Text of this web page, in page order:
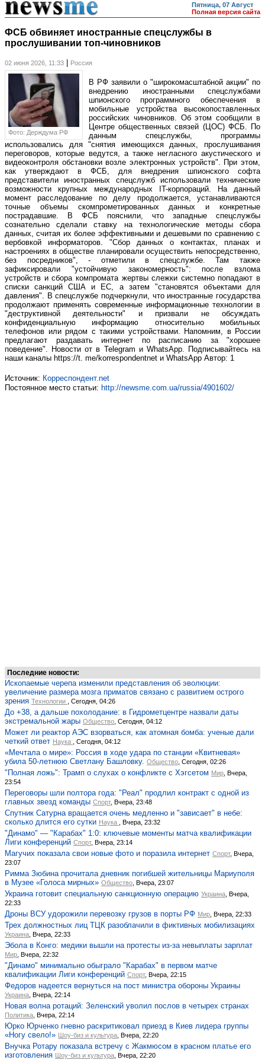
Пятница, 07 Август
Полная версия сайта
ФСБ обвиняет иностранные спецслужбы в
прослушивании топ-чиновников
02 июня 2026, 11:33 Россия
Фото: Держдума РФ
В РФ заявили о "широкомасштабной акции" по
внедрению иностранными спецслужбами
шпионского программного обеспечения в
мобильные устройства высокопоставленных
российских чиновников. Об этом сообщили в
Центре общественных связей (ЦОС) ФСБ. По
данным спецслужбы, программы
использовались для "снятия имеющихся данных, прослушивания
переговоров, которые ведутся, а также негласного акустического и
видеоконтроля обстановки возле электронных устройств". При этом,
как утверждают в ФСБ, для внедрения шпионского софта
представители иностранных спецслужб использовали технические
возможности крупных международных IT-корпораций. На данный
момент расследование по делу продолжается, устанавливаются
точные объемы скомпрометированных данных и конкретные
пострадавшие. В ФСБ пояснили, что западные спецслужбы
сознательно сделали ставку на технологические методы сбора
данных, считая их более эффективными и дешевыми по сравнению с
вербовкой информаторов. "Сбор данных о контактах, планах и
настроениях в обществе планировали осуществить непосредственно,
без посредников", - отметили в спецслужбе. Там также
зафиксировали "устойчивую закономерность": после взлома
устройств и сбора компромата жертвы слежки системно попадают в
списки санкций США и ЕС, а затем "становятся объектами для
давления". В спецслужбе подчеркнули, что иностранные государства
продолжают применять современные информационные технологии в
"деструктивной деятельности" и призвали не обсуждать
конфиденциальную информацию относительно мобильных
телефонов или рядом с такими устройствами. Напомним, в России
предлагают раздавать интернет по расписанию за "хорошее
поведение". Новости от в Telegram и WhatsApp. Подписывайтесь на
наши каналы https://t. me/korrespondentnet и WhatsApp Автор: 1
Источник: Корреспондент.net
Постоянное место статьи: http://newsme.com.ua/russia/4901602/
Последние новости:
Ископаемые черепа изменили представления об эволюции:
увеличение размера мозга приматов связано с развитием острого
зрения Технологии , Сегодня, 04:26
До +38, а дальше похолодание: в Гидрометцентре назвали даты
экстремальной жары Общество , Сегодня, 04:12
Может ли реактор АЭС взорваться, как атомная бомба: ученые дали
четкий ответ Наука , Сегодня, 04:12
«Мечтала о мире»: Россия в ходе удара по станции «Квитневая»
убила 50-летнюю Светлану Башловку. Общество , Сегодня, 02:26
"Полная ложь": Трамп о слухах о конфликте с Хэгсетом Мир , Вчера,
23:54
Переговоры шли полтора года: "Реал" продлил контракт с одной из
главных звезд команды Спорт, Вчера, 23:48
Спутник Сатурна вращается очень медленно и "зависает" в небе:
сколько длится его сутки Наука , Вчера, 23:32
"Динамо" — "Карабах" 1:0: ключевые моменты матча квалификации
Лиги конференций Спорт, Вчера, 23:14
Магучих показала свои новые фото и поразила интернет Спорт, Вчера,
23:07
Римма Зюбина прочитала дневник погибшей жительницы Мариуполя
в Музее «Голоса мирных» Общество , Вчера, 23:07
Украина готовит специальную санкционную операцию Украина , Вчера,
22:33
Дроны ВСУ удорожили перевозку грузов в порты РФ Мир , Вчера, 22:33
Трех должностных лиц ТЦК разоблачили в фиктивных мобилизациях
Украина , Вчера, 22:33
Эбола в Конго: медики вышли на протесты из-за невыплаты зарплат
Мир , Вчера, 22:32
"Динамо" минимально обыграло "Карабах" в первом матче
квалификации Лиги конференций Спорт, Вчера, 22:15
Федоров надеется вернуться на пост министра обороны Украины
Украина , Вчера, 22:14
Новая волна ротаций: Зеленский уволил послов в четырех странах
Политика , Вчера, 22:14
Юрко Юрченко гневно раскритиковал приезд в Киев лидера группы
«Ногу свело!» Шоу-биз и культура , Вчера, 22:20
Внучка Ротару показала встречу с Жакмюсом в красном платье его
изготовления Шоу-биз и культура , Вчера, 22:20